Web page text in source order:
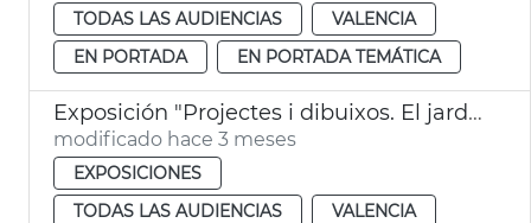
TODAS LAS AUDIENCIAS
VALENCIA
EN PORTADA
EN PORTADA TEMÁTICA
Exposición "Projectes i dibuixos. El jardí dels Benlliure"
modificado hace 3 meses
EXPOSICIONES
TODAS LAS AUDIENCIAS
VALENCIA